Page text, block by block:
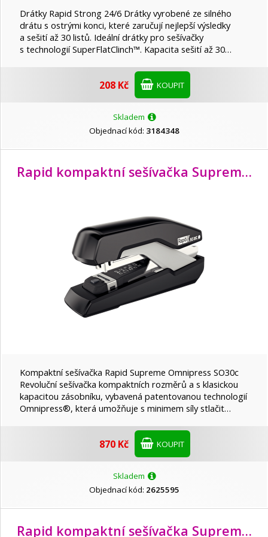
Drátky Rapid Strong 24/6 Drátky vyrobené ze silného
drátu s ostrými konci, které zaručují nejlepší výsledky
a sešití až 30 listů. Ideální drátky pro sešívačky
s technologií SuperFlatClinch™. Kapacita sešití až 30…
208 Kč KOUPIT
Skladem
Objednací kód: 3184348
Rapid kompaktní sešívačka Supreme Omnipress SO30c, 30 listů, černá
Kompaktní sešívačka Rapid Supreme Omnipress SO30c
Revoluční sešívačka kompaktních rozměrů a s klasickou
kapacitou zásobníku, vybavená patentovanou technologií
Omnipress®, která umožňuje s minimem síly stlačit…
870 Kč KOUPIT
Skladem
Objednací kód: 2625595
Rapid kompaktní sešívačka Supreme Omnipress SO30c, 30 listů, černá/